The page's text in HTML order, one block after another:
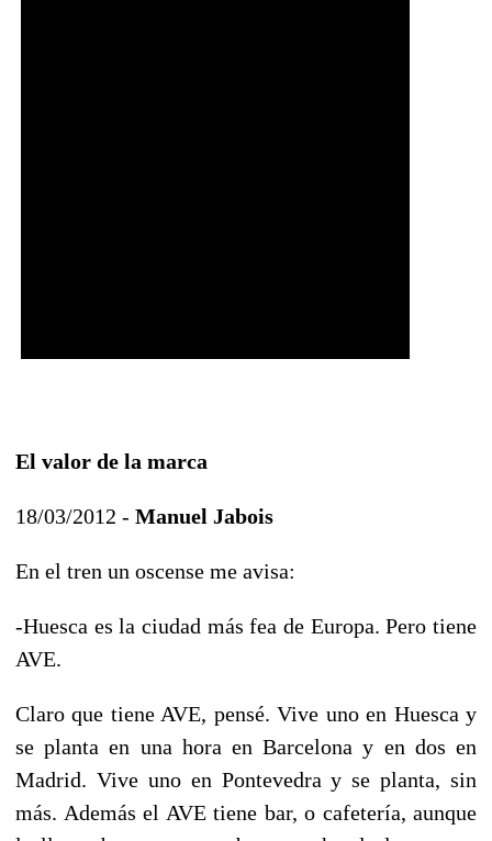
El valor de la marca
18/03/2012 - Manuel Jabois
En el tren un oscense me avisa:
-Huesca es la ciudad más fea de Europa. Pero tiene
AVE.
Claro que tiene AVE, pensé. Vive uno en Huesca y
se planta en una hora en Barcelona y en dos en
Madrid. Vive uno en Pontevedra y se planta, sin
más. Además el AVE tiene bar, o cafetería, aunque